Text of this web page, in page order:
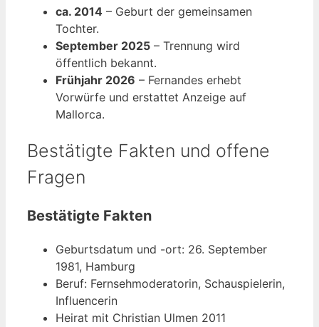
ca. 2014 – Geburt der gemeinsamen
Tochter.
September 2025 – Trennung wird
öffentlich bekannt.
Frühjahr 2026 – Fernandes erhebt
Vorwürfe und erstattet Anzeige auf
Mallorca.
Bestätigte Fakten und offene
Fragen
Bestätigte Fakten
Geburtsdatum und -ort: 26. September
1981, Hamburg
Beruf: Fernsehmoderatorin, Schauspielerin,
Influencerin
Heirat mit Christian Ulmen 2011